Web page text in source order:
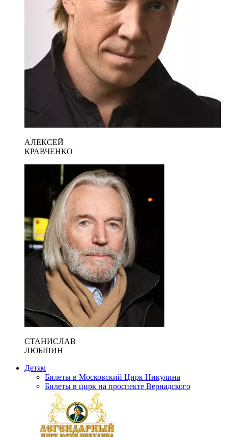
АЛЕКСЕЙ
КРАВЧЕНКО
СТАНИСЛАВ
ЛЮБШИН
Детям
Билеты в Московский Цирк Никулина
Билеты в цирк на проспекте Вернадского